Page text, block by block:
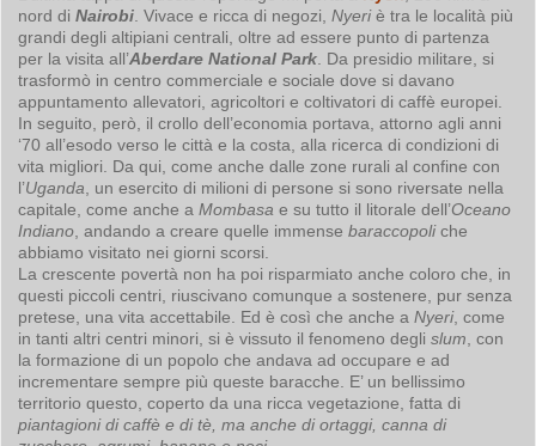
nord diNairobi . Vivace e ricca di negozi,Nyeriè tra le località più
grandi degli altipiani centrali, oltre ad essere punto di partenza
per la visita all’Aberdare National Park . Da presidio militare, si
trasformò in centro commerciale e sociale dove si davano
appuntamento allevatori, agricoltori e coltivatori di caffè europei.
In seguito, però, il crollo dell’economia portava, attorno agli anni
‘70 all’esodo verso le città e la costa, alla ricerca di condizioni di
vita migliori. Da qui, come anche dalle zone rurali al confine con
l’Uganda , un esercito di milioni di persone si sono riversate nella
capitale, come anche aMombasa e su tutto il litorale dell’Oceano
Indiano , andando a creare quelle immensebaraccopoliche
abbiamo visitato nei giorni scorsi.
La crescente povertà non ha poi risparmiato anche coloro che, in
questi piccoli centri, riuscivano comunque a sostenere, pur senza
pretese, una vita accettabile. Ed è così che anche aNyeri, come
in tanti altri centri minori, si è vissuto il fenomeno deglislum , con
la formazione di un popolo che andava ad occupare e ad
incrementare sempre più queste baracche. E’ un bellissimo
territorio questo, coperto da una ricca vegetazione, fatta di
piantagioni di caffè e di tè, ma anche di ortaggi, canna di